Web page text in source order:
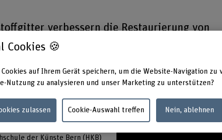
verbessern die Restaurierung von
in Zusammenarbeit zwischen dem
der Künste der Berner Fachhochschule
oder gar zur
einen Schaden
liesse.
und Karolina Soppa. Die
der Künste Bern (HKB)
Cookies 🍪
auf Ihrem Gerät speichern, um die Website-Navigation zu
Nutzung zu analysieren und unser Marketing zu unterstützen?
zulassen Cookie-Auswahl treffen Nein, ablehnen